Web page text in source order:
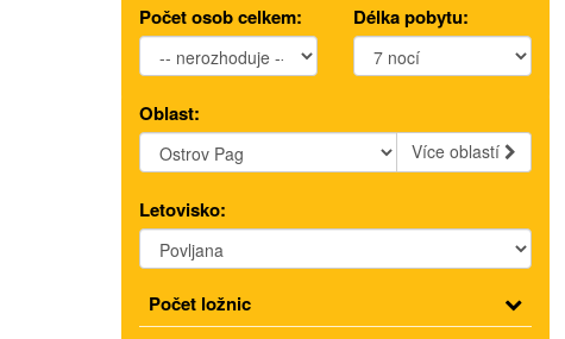
Počet osob celkem: Délka pobytu:
Oblast:
Více oblastí
Letovisko:
Počet ložnic